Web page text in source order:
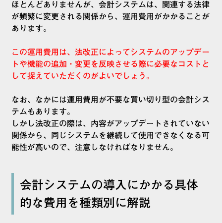
ほとんどありませんが、会計システムは、関連する法律
が頻繁に変更される関係から、運用費用がかかることが
あります。
この運用費用は、法改正によってシステムのアップデー
トや機能の追加・変更を反映させる際に必要なコストと
して捉えていただくのがよいでしょう。
なお、なかには運用費用が不要な買い切り型の会計シス
テムもあります。
しかし法改正の際は、内容がアップデートされていない
関係から、同じシステムを継続して使用できなくなる可
能性が高いので、注意しなければなりません。
会計システムの導入にかかる具体
的な費用を種類別に解説